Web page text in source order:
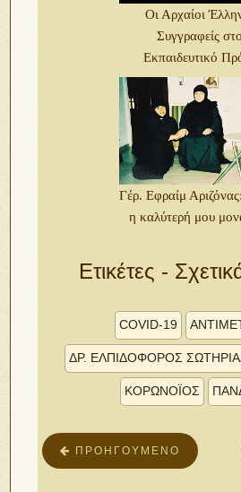
Οι Αρχαίοι
Συγγραφείς στο
Εκπαιδευτικό
Γέρ. Εφραίμ
η καλύτερή μου
Ετικέτες -
COVID-19
ΔΡ. ΕΛΠΙΔΟΦΌΡΟΣ
ΚΟΡΩΝΟΪΌΣ
ΠΡΟΗΓΟΎΜΕΝΟ